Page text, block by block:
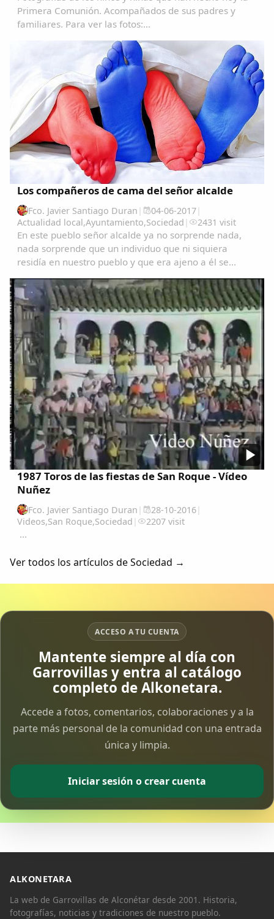
Primera Comunión. Acompañados de sus padres y
familiares. Para ver las fotos:
https://alkonetara.org/fotografia/
Los compañeros de cama del señor alcalde
Fco. Javier Santiago Duran | 04-06-2017|
Actualidad local,Ayuntamiento,Sociedad | 2431 visit
En este pueblo señor alcalde ya no sorprende nada,
nada sorprende que un individuo que ni siquiera
residía en nuestro pueblo y que era ajeno a él se
consiguiera ser elegido alcalde y que después de
unos...
1987 Toros de las fiestas de San Roque - Vídeo
Nuñez
Fco. Javier Santiago Duran | 28-10-2016|
Videos,San Roque,Sociedad | 2207 visit
...
Ver todos los artículos de Sociedad →
ACCESO A TU CUENTA
Mantente siempre al día con
Garrovillas y entra al catálogo
completo de Alkonetara.
Accede a fotos, comentarios, colaboraciones y a la
parte más personal de la comunidad con una entrada
única y limpia.
Iniciar sesión o crear cuenta
ALKONETARA
La web de Garrovillas de Alconétar desde 2001. Historia,
fotografías, noticias y tradiciones de nuestro pueblo.